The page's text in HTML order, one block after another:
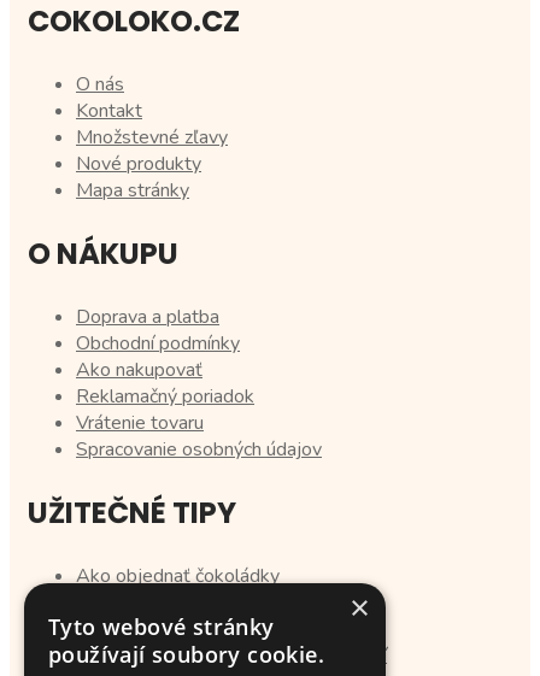
COKOLOKO.CZ
O nás
Kontakt
Množstevné zľavy
Nové produkty
Mapa stránky
O NÁKUPU
Doprava a platba
Obchodní podmínky
Ako nakupovať
Reklamačný poriadok
Vrátenie tovaru
Spracovanie osobných údajov
UŽITEČNÉ TIPY
Ako objednať čokoládky
Ako objednať krovky
Tipy na darčeky pre svadobných hostí
×
Tyto webové stránky
používají soubory cookie.